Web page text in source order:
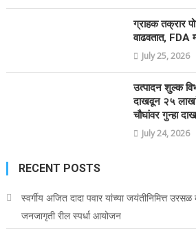
ग्राहक तक्रार
वाढवतात, FDA
July 25, 2026
उत्पादन शुल्क
दाखवून २५
चौघांवर गुन्हा
July 24, 2026
RECENT POSTS
स्वर्गीय अजित दादा पवार यांच्या जयंतीनिमित्त
जनजागृती रील स्पर्धा आयोजन